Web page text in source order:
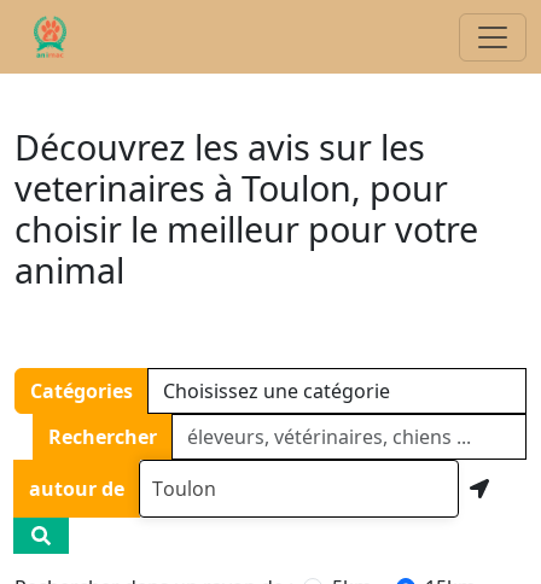
Découvrez les avis sur les
veterinaires à Toulon, pour
choisir le meilleur pour votre
animal
Catégories
Rechercher
autour de